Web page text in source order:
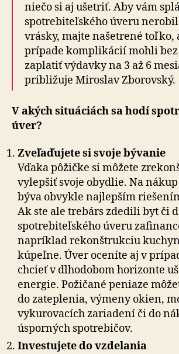
niečo si aj ušetriť. Aby vám
spotrebiteľského úveru
vrásky, majte našetrené toľko,
prípade komplikácií mohli
zaplatiť výdavky na 3 až 6
približuje Miroslav Zborovský.
V akých situáciách sa hodí
úver?
Zveľaďujete si svoje bývanie
Vďaka pôžičke si môžete
vylepšiť svoje obydlie. Na
býva obvykle najlepším
Ak ste ale trebárs zdedili byt či
spotrebiteľského úveru
napríklad rekonštrukciu
kúpeľne. Úver oceníte aj v
chcieť v dlho­do­bom horizonte
energie. Požičané peniaze
do zateplenia, výmeny okien,
vykurovacích zariadení či do
úsporných spotrebičov.
Investujete do vzdelania